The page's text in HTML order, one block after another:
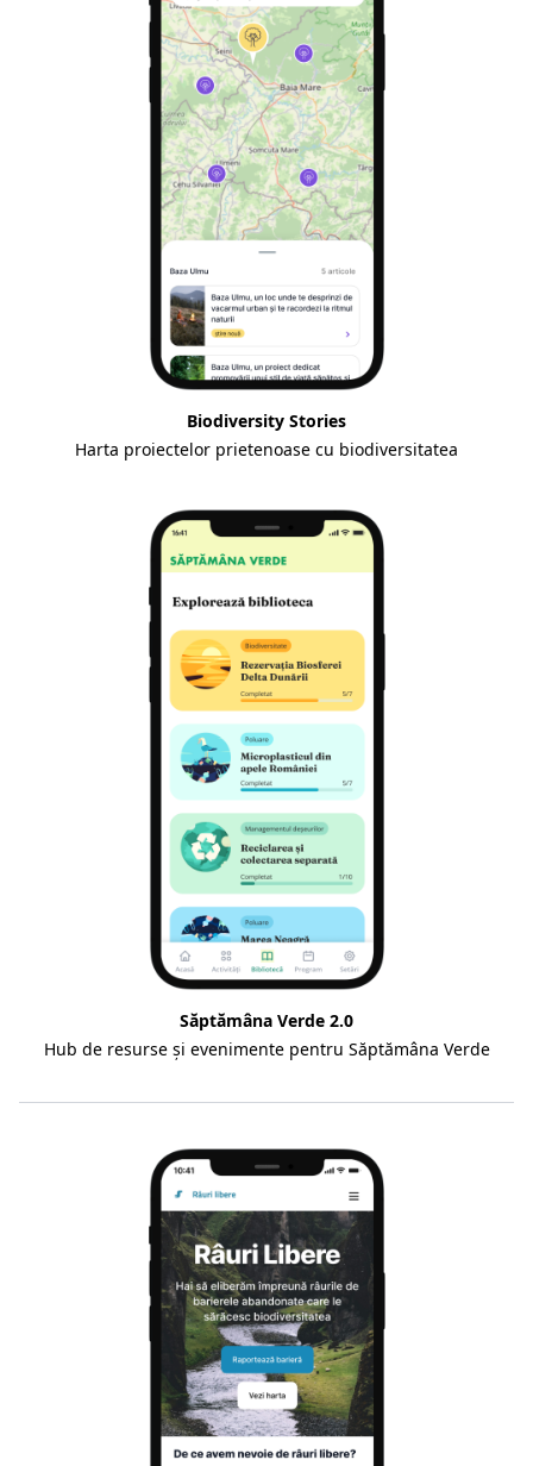
Biodiversity Stories
Harta proiectelor prietenoase cu biodiversitatea
Săptămâna Verde 2.0
Hub de resurse și evenimente pentru Săptămâna Verde